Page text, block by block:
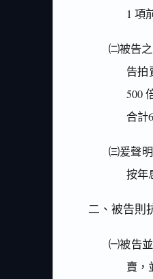
1 項
㈡被告
告拍
500
合計
㈢爰聲
按年
二、被告則
㈠被告
賣，